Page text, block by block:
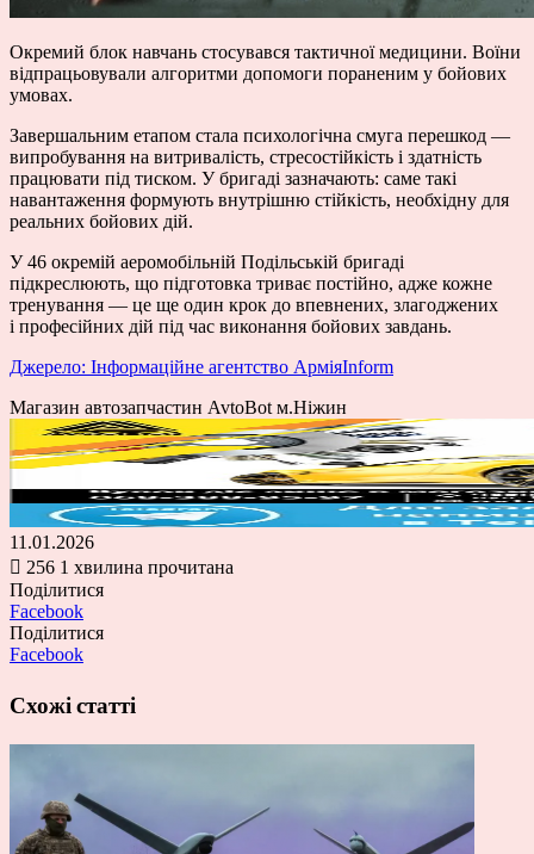
Окремий блок навчань стосувався тактичної медицини. Воїни
відпрацьовували алгоритми допомоги пораненим у бойових
умовах.
Завершальним етапом стала психологічна смуга перешкод —
випробування на витривалість, стресостійкість і здатність
працювати під тиском. У бригаді зазначають: саме такі
навантаження формують внутрішню стійкість, необхідну для
реальних бойових дій.
У 46 окремій аеромобільній Подільській бригаді
підкреслюють, що підготовка триває постійно, адже кожне
тренування — це ще один крок до впевнених, злагоджених
і професійних дій під час виконання бойових завдань.
Джерело: Інформаційне агентство АрміяInform
Магазин автозапчастин AvtoBot м.Ніжин
11.01.2026
256 1 хвилина прочитана
Поділитися
Facebook
Поділитися
Facebook
Схожі статті